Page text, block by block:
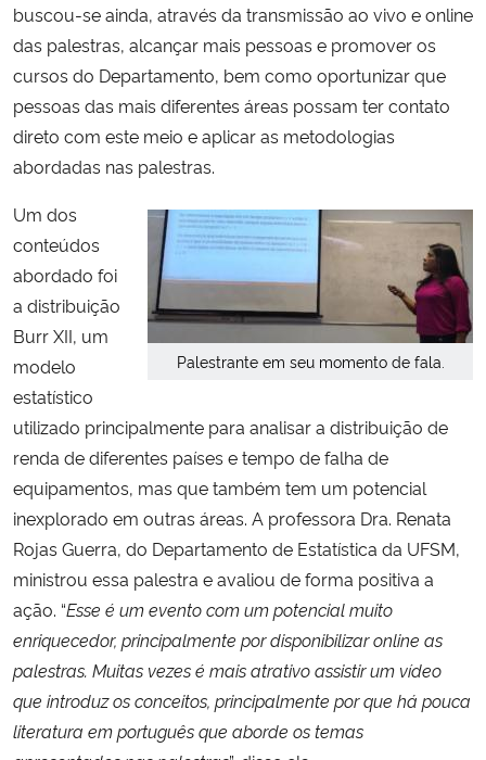
buscou-se ainda, através da transmissão ao vivo e online
das palestras, alcançar mais pessoas e promover os
cursos do Departamento, bem como oportunizar que
pessoas das mais diferentes áreas possam ter contato
direto com este meio e aplicar as metodologias
abordadas nas palestras.
Palestrante em seu momento de fala.
Um dos
conteúdos
abordado foi
a distribuição
Burr XII, um
modelo
estatístico
utilizado principalmente para analisar a distribuição de
renda de diferentes países e tempo de falha de
equipamentos, mas que também tem um potencial
inexplorado em outras áreas. A professora Dra. Renata
Rojas Guerra, do Departamento de Estatística da UFSM,
ministrou essa palestra e avaliou de forma positiva a
ação. “Esse é um evento com um potencial muito
enriquecedor, principalmente por disponibilizar online as
palestras. Muitas vezes é mais atrativo assistir um vídeo
que introduz os conceitos, principalmente por que há pouca
literatura em português que aborde os temas